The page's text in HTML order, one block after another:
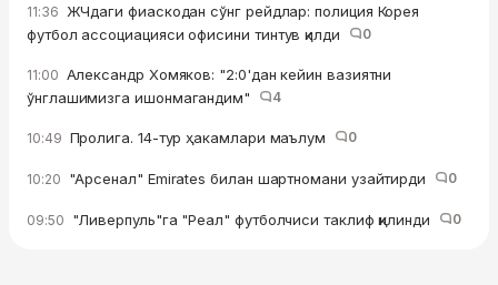
11:36 ЖЧдаги фиаскодан сўнг рейдлар: полиция Корея
футбол ассоциацияси офисини тинтув қилди
0
11:00 Александр Хомяков: "2:0'дан кейин вазиятни
ўнглашимизга ишонмагандим"
4
10:49 Пролига. 14-тур ҳакамлари маълум 0
10:20 "Арсенал" Emirates билан шартномани узайтирди 0
09:50 "Ливерпуль"га "Реал" футболчиси таклиф қилинди 0